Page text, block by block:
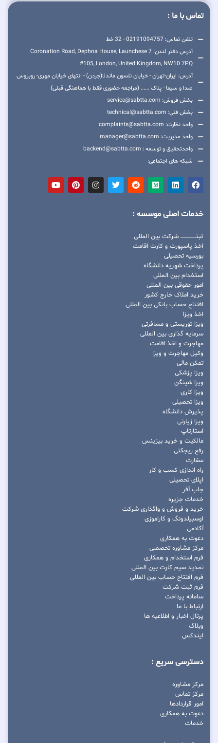
تماس با ما :
تلفن تماس: 02191094757 - 32 خط
آدرس دفتر لندن: 7 Coronation Road, Dephna House, Launchese
#105, London, United Kingdom, NW10 7PQ
آدرس: ایران-تهران - خیابان نلسون ماندلا(جردن) - انتهای خیابان مهری- روبروس
صدا و سیما - پلاک ...... (مراجعه حضوری فقط با هماهنگی قبلی)
بخش فروش: service@sabtta.com
بخش فنی: technical@sabtta.com
واحد نظارت: complaints@sabtta.com
واحد مدیریت: manager@sabtta.com
واحدتحقیق و توسعه : backend@sabtta.com
شبکه های اجتماعی:
خدمات اصلی موسسه :
ثبتــــــــــــــــ شرکت بین المللی
اخذ پاسپورت و کارت اقامت
بورسیه تحصیلی
پرداخت شهریه دانشگاه
استخدام بین المللی
امور حقوقی بین المللی
خرید املاک خارج کشور
افتتاح حساب بانکی بین المللی
اخذ ویزا
ویزا توریستی و مسافرتی
سرمایه گذاری بین المللی
مهاجرت و اخذ اقامت
وکیل مهاجرت و ویزا
تمکن مالی
ویزا پزشکی
ویزا شینگن
ویزا کاری
ویزا تحصیلی
پذیرش دانشگاه
ویزا زیارتی
استارتاپ
مالکیت و خرید بیزینس
رفع ریجکتی
سفارت
راه اندازی کسب و کار
اپلای تحصیلی
جاب آفر
خدمات جزیره
خرید و فروش و واگذاری شرکت
اوسبیلدونگ و کاراموزی
آکادمی
دعوت به همکاری
مرکز مشاوره تخصصی
فرم استخدام و همکاری
تمدید سیم کارت بین المللی
فرم افتتاح حساب بین المللی
فرم ثبت شرکت
سامانه پرداخت
ارتباط با ما
پرتال اخبار و اطلاعیه ها
وبلاگ
ایندکس
دسترسی سریع :
مرکز مشاوره
مرکز تماس
امور قراردادها
دعوت به همکاری
خدمات